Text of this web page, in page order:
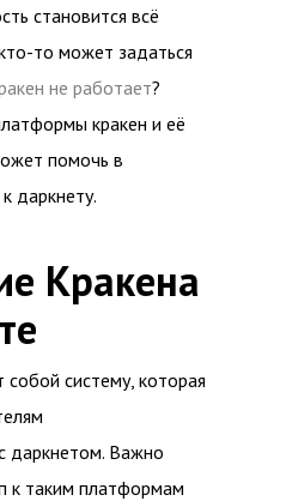
становится всё
то может задаться
не работает?
кракен и её
помочь в
даркнету.
Кракена
собой систему, которая
даркнетом. Важно
к таким платформам